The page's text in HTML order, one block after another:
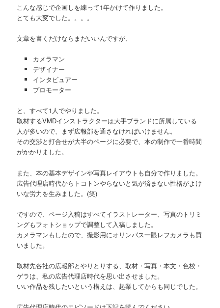
こんな感じで企画しを練って1年かけて作りました。
とても大変でした。。。。
文章を書くだけならまだいいんですが、
カメラマン
デザイナー
インタビュアー
プロモーター
と、すべて1人でやりました。
取材するVMDインストラクターは大手ブランドに所属している
人が多いので、まず広報部を通さなければいけません。
その交渉と打合せが大半のページに必要で、本の制作で一番時間
がかかりました。
また、本の基本デザインや写真レイアウトも自分で作りました。
広告代理店時代からトコトンやらないと気が済まない性格がよけ
いな労力を生みました。(笑)
ですので、ページ入稿はすべてイラストレーター、写真のトリミ
ングもフォトショップで調整して入稿しました。
カメラマンもしたので、撮影用にオリンパス一眼レフカメラも買
いました。
取材先各社の広報部とやりとりする、取材・写真・本文・色校・
ゲラは、私の広告代理店時代を思い出させました。
いい作品を残したいという構えは、起業してからも同じでした。